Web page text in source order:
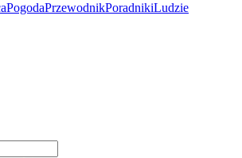
PogodaPrzewodnikPoradnikiLudzie